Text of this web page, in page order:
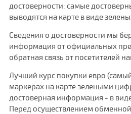
достоверности: самые
выводятся на карте в виде
Сведения о достоверности мы
информация от официальных
обратная связь от посетителей
Лучший курс покупки евро
маркерах на карте зелеными
достоверная информация - в
Перед осуществлением